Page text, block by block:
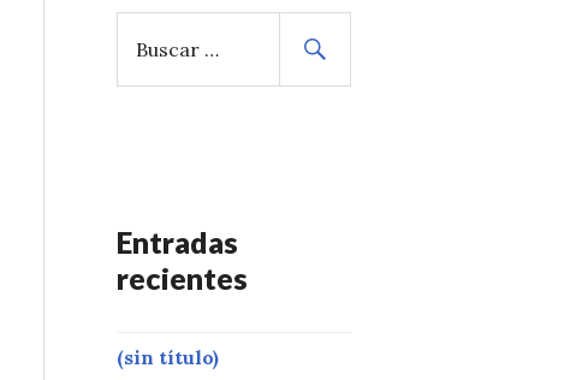
s
Entradas
recientes
(sin título)